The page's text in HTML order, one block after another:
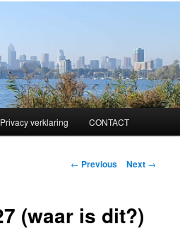
Privacy verklaring CONTACT
Post
← Previous Next →
(waar is dit?)